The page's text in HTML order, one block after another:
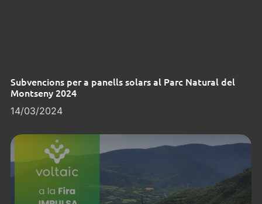
Subvencions per a panells solars al Parc Natural del
Montseny 2024
14/03/2024